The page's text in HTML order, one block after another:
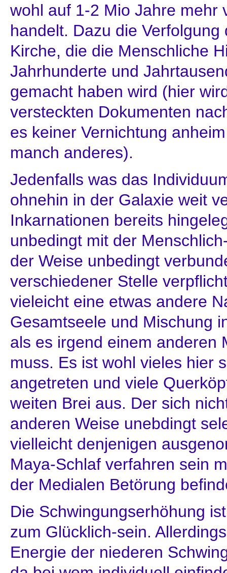
wohl auf 1-2 Mio Jahre mehr
handelt. Dazu die
Kirche, die die Menschliche
Jahrhunderte und
gemacht haben wird (hier
versteckten Dokumenten
es keiner Vernichtung
manch anderes).
Jedenfalls was das
ohnehin in der Galaxie weit
Inkarnationen bereits
unbedingt mit der
der Weise unbedingt
verschiedener Stelle
vieleicht eine etwas andere
Gesamtseele und Mischung
als es irgend einem anderen
muss. Es ist wohl vieles hier
angetreten und viele
weiten Brei aus. Der sich
anderen Weise unebdingt
vielleicht denjenigen
Maya-Schlaf verfahren sein
der Medialen Betörung
Die Schwingungserhöhung
zum Glücklich-sein.
Energie der niederen